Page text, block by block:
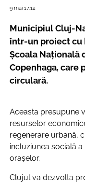
9 mai 17:12
Municipiul Cluj-
într-un proiect cu
Școala Națională
Copenhaga, care
circulară.
Aceasta presupune
resurselor
regenerare urbană,
incluziunea socială
orașelor.
Clujul va dezvolta